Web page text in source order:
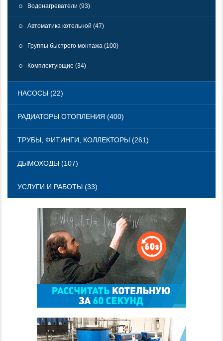
Водонагреватели (93)
Автоматика котельной (47)
Группы быстрого монтажа (100)
Комплектующие (34)
НАСОСЫ (22)
РАДИАТОРЫ ОТОПЛЕНИЯ (400)
ТРУБЫ, ФИТИНГИ, КОЛЛЕКТОРЫ (261)
ДЫМОХОДЫ (107)
УСЛУГИ И РАБОТЫ (33)